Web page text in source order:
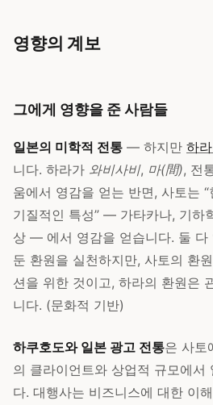
영향의 계보
그에게 영향을 준 사람들
일본의 미학적 전통 — 하지만 하
니다. 하라가 와비사비, 마(間), 전
움에서 영감을 얻는 반면, 사토는
기질적인 특성” — 가타카나, 기하
상 — 에서 영감을 얻습니다. 둘 다
둔 환원을 실천하지만, 사토의 환
션을 위한 것이고, 하라의 환원은
니다. (문화적 기반)
하쿠호도와 일본 광고 전통은 사토
의 클라이언트와 상업적 규모에서
다. 대행사는 비즈니스에 대한 이